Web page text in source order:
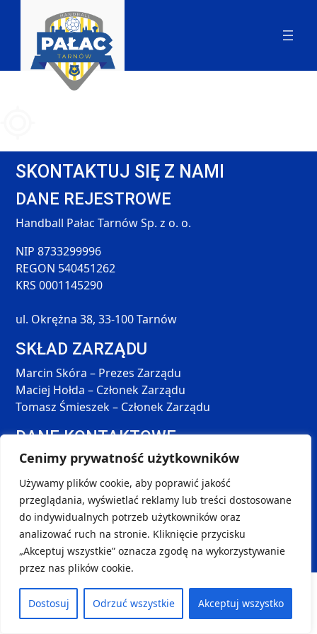
Cenimy prywatność użytkowników
Używamy plików cookie, aby poprawić jakość
przeglądania, wyświetlać reklamy lub treści dostosowane
do indywidualnych potrzeb użytkowników oraz
analizować ruch na stronie. Kliknięcie przycisku
„Akceptuj wszystkie” oznacza zgodę na wykorzystywanie
przez nas plików cookie.
Dostosuj Odrzuć wszystkie Akceptuj wszystko
SKONTAKTUJ SIĘ Z NAMI
DANE REJESTROWE
Handball Pałac Tarnów Sp. z o. o.
NIP 8733299996
REGON 540451262
KRS 0001145290
ul. Okrężna 38, 33-100 Tarnów
SKŁAD ZARZĄDU
Marcin Skóra – Prezes Zarządu
Maciej Hołda – Członek Zarządu
Tomasz Śmieszek – Członek Zarządu
DANE KONTAKTOWE
kontakt@handball-palac.pl
+48 798 264 581
SOCIAL MEDIA
Copyright © 2024-2025handball-palac.pl| Projekt i
wykonanie:Ambigram | Sports Data: STATS